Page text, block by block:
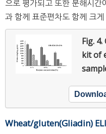
으로 평가되고 또한 분해시
과 함께 표준편차도 함께 크
Fig. 4.
kit of
Wheat/gluten(Gliadin)